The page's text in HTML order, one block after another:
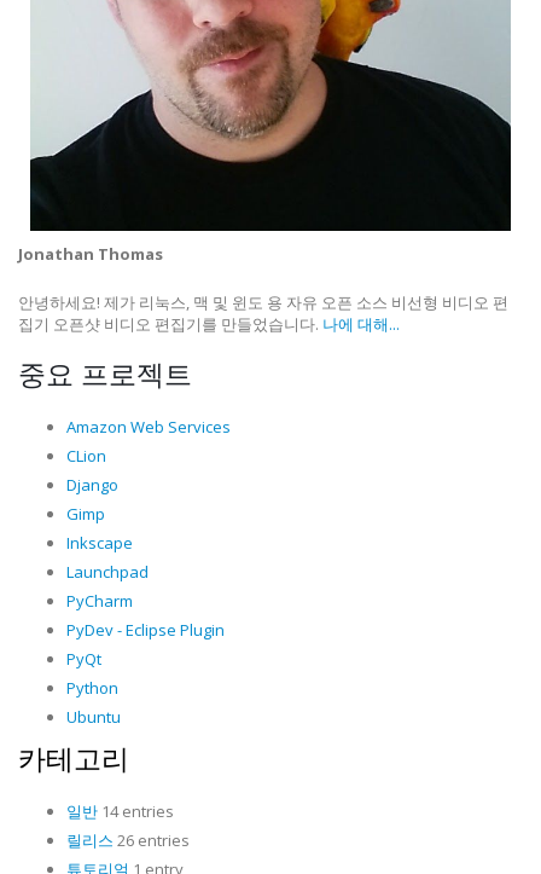
Jonathan Thomas
안녕하세요! 제가 리눅스, 맥 및 윈도 용 자유 오픈 소스 비선형 비디오 편
집기 오픈샷 비디오 편집기를 만들었습니다. 나에 대해...
중요 프로젝트
Amazon Web Services
CLion
Django
Gimp
Inkscape
Launchpad
PyCharm
PyDev - Eclipse Plugin
PyQt
Python
Ubuntu
카테고리
일반 14 entries
릴리스 26 entries
튜토리얼 1 entry